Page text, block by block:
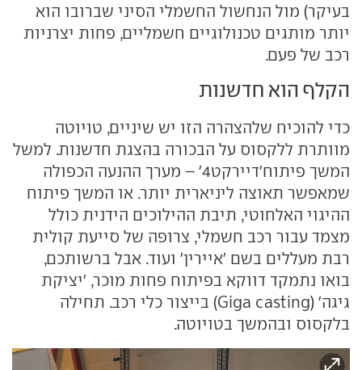
בעיקר) מול הנחשול החשמלי הסיני שברובו הוא
יותר מותגים טכנולוגיים חשמליים, פחות יצרניות
רכב של פעם.
הקלף הוא חדשנות
כדי להוכיח שלהצהרה הזו יש שיניים, טויוטה
מוותרת ללקסוס על הבכורה בהצגת חדשנות. למשל
המשך פיתוח'דיירקט4' – מערך ההנעה הכפולה
שמאפשר תאוצה ליניארית יותר. או המשך פיתוח
ההיגוי האלחוטי, תיבת ההילוכים הידנית כולל
מצמד עבור רכב חשמלי, צרופה של סייעת קולית
רבת מעללים בשם 'איירין' ועוד. אבל ברשותכם,
בואו נתמקד דווקא בפיתוח פחות מוכר, 'יציקת
גיגה' (Giga casting) בייצור כלי רכב. תחילה
בלקסוס ובהמשך בטויוטה.